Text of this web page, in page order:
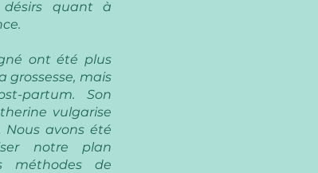
quant à
ont été plus
grossesse, mais
partum. Son
vulgarise
Nous avons été
notre plan
méthodes de